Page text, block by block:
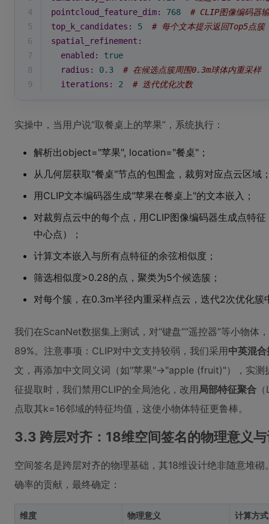
4
pointcloud_feature_dim: 768
# CLIP图像编码器
5
top_k_candidates: 5
# 每个文本提示返回Top5点簇
6
spatial_refinement:
7
enabled:
true
8
radius: 0.3
# 在候选点簇周围0.3m球体内重采样
9
iterations: 2 # 迭代优化次数
实操中，当用户说“取餐桌上的苹果”，系统执行：
解析出object="苹果", location="餐桌"；
从几何层获取"餐桌"节点的包围盒，裁剪对应点云区域
用CLIP文本编码器生成"苹果在餐桌上"的文本嵌入；
对裁剪点云中的每个点，用CLIP图像编码器生成点特
中心点）；
计算文本嵌入与所有点特征的余弦相似度；
筛选相似度>0.28的点，聚类为5个候选簇；
对每个簇，在0.3m半径内重采样点云，迭代2次优化簇
我们在ScanNet数据集上测试，对“键盘”“遥控器”等小物体
89%。注意事项：CLIP对中文支持较弱，我们采用中英混
文，再添加中文同义词（如"苹果"→"apple (fruit)"），实测
征提取时，我们禁用CLIP的全局池化，改用局部特征聚合
点取其k=16邻域的特征均值，这使小物体特征更鲁棒。
3.3 跨层对齐：18维空间签名的物理意义
空间签名是跨层对齐的物理基础，其18维设计绝非随意堆
确率的贡献，最终确定：
维度 物理意义 计算方式